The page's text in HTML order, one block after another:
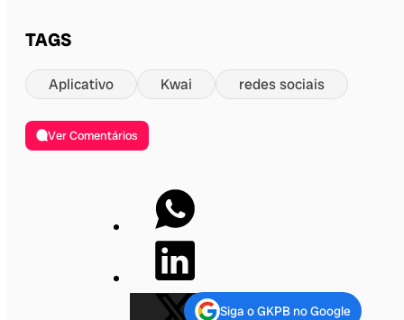
TAGS
Aplicativo Kwai redes sociais
Ver Comentários
Siga o GKPB no Google